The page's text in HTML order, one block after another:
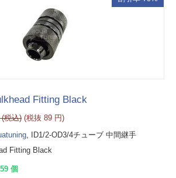
Fitting Black
(税込) (税抜 89 円)
, ID1/2-OD3/4チューブ 中間継手
Fitting Black
個